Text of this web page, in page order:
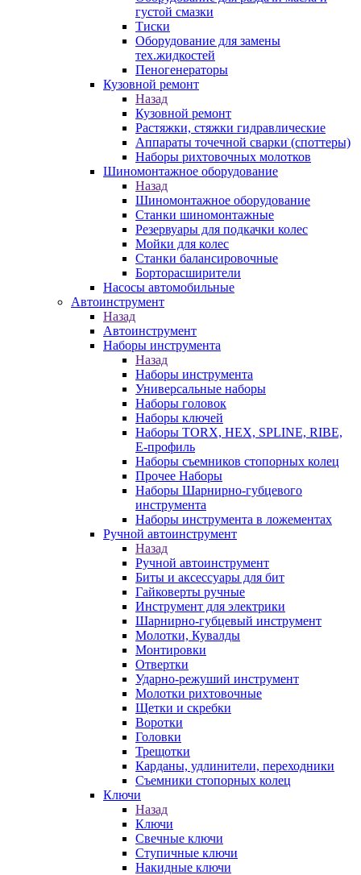
густой смазки
Тиски
Оборудование для замены
тех.жидкостей
Пеногенераторы
Кузовной ремонт
Назад
Кузовной ремонт
Растяжки, стяжки гидравлические
Аппараты точечной сварки (споттеры)
Наборы рихтовочных молотков
Шиномонтажное оборудование
Назад
Шиномонтажное оборудование
Станки шиномонтажные
Резервуары для подкачки колес
Мойки для колес
Станки балансировочные
Борторасширители
Насосы автомобильные
Автоинструмент
Назад
Автоинструмент
Наборы инструмента
Назад
Наборы инструмента
Универсальные наборы
Наборы головок
Наборы ключей
Наборы TORX, HEX, SPLINE, RIBE,
E-профиль
Наборы съемников стопорных колец
Прочее Наборы
Наборы Шарнирно-губцевого
инструмента
Наборы инструмента в ложементах
Ручной автоинструмент
Назад
Ручной автоинструмент
Биты и аксессуары для бит
Гайковерты ручные
Инструмент для электрики
Шарнирно-губцевый инструмент
Молотки, Кувалды
Монтировки
Отвертки
Ударно-режуший инструмент
Молотки рихтовочные
Щетки и скребки
Воротки
Головки
Трещотки
Карданы, удлинители, переходники
Съемники стопорных колец
Ключи
Назад
Ключи
Свечные ключи
Ступичные ключи
Накидные ключи